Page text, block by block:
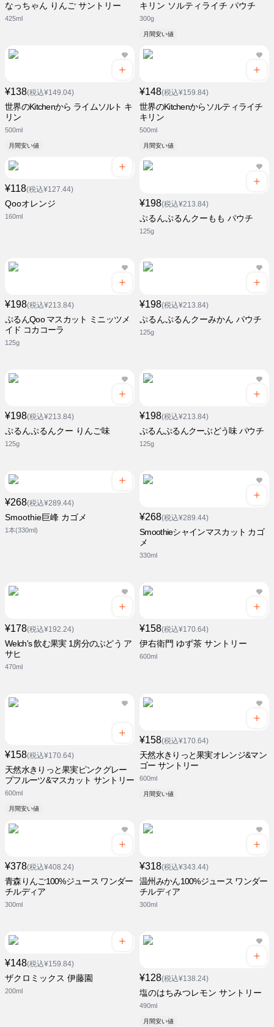
なっちゃん りんご サントリー
425ml
キリン ソルティライチ パウチ
300g
月間安い値
¥138(税込¥149.04)
世界のKitchenから ライムソルト キ
リン
500ml
月間安い値
¥148(税込¥159.84)
世界のKitchenからソルティライチ
キリン
500ml
月間安い値
¥118(税込¥127.44)
Qooオレンジ
160ml
¥198(税込¥213.84)
ぷるんぷるんクーもも パウチ
125g
¥198(税込¥213.84)
ぷるんQoo マスカット ミニッツメ
イド コカコーラ
125g
¥198(税込¥213.84)
ぷるんぷるんクーみかん パウチ
125g
¥198(税込¥213.84)
ぷるんぷるんクー りんご味
125g
¥198(税込¥213.84)
ぷるんぷるんクーぶどう味 パウチ
125g
¥268(税込¥289.44)
Smoothie巨峰 カゴメ
1本(330ml)
¥268(税込¥289.44)
Smoothieシャインマスカット カゴ
メ
330ml
¥178(税込¥192.24)
Welch's 飲む果実 1房分のぶどう ア
サヒ
470ml
¥158(税込¥170.64)
伊右衛門 ゆず茶 サントリー
600ml
¥158(税込¥170.64)
天然水きりっと果実ピンクグレー
プフルーツ&マスカット サントリー
600ml
月間安い値
¥158(税込¥170.64)
天然水きりっと果実オレンジ&マン
ゴー サントリー
600ml
月間安い値
¥378(税込¥408.24)
青森りんご100%ジュース ワンダー
チルディア
300ml
¥318(税込¥343.44)
温州みかん100%ジュース ワンダー
チルディア
300ml
¥148(税込¥159.84)
ザクロミックス 伊藤園
200ml
¥128(税込¥138.24)
塩のはちみつレモン サントリー
490ml
月間安い値